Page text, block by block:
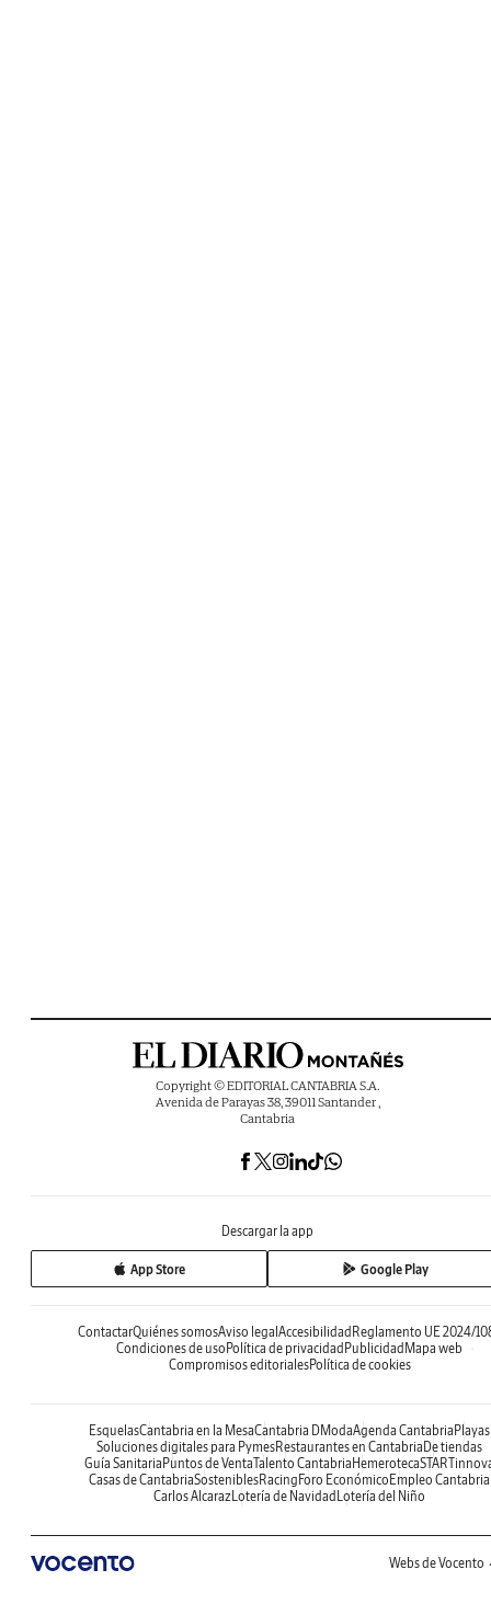
Copyright © EDITORIAL CANTABRIA S.A.
Avenida de Parayas 38, 39011 Santander ,
Cantabria
Descargar la app
App Store Google Play
ContactarQuiénes somosAviso legal Accesibilidad Reglamento UE 2024/
Condiciones de uso Política de privacidad Publicidad Mapa web
Compromisos editorialesPolítica de cookies
EsquelasCantabria en la MesaCantabria DModaAgenda Cantabria Playas
Soluciones digitales para PymesRestaurantes en Cantabria De tiendas
Guía Sanitaria Puntos de VentaTalento Cantabria Hemeroteca
Casas de CantabriaSosteniblesRacing Foro Económico Empleo Cantabria
Carlos AlcarazLotería de Navidad Lotería del Niño
Webs de Vocento